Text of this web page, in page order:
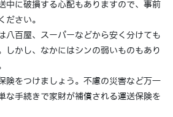
中に破損する心配もありますので、事前
ださい。
八百屋、スーパーなどから安く分けても
しかし、なかにはシンの弱いものもあり
険をつけましょう。不慮の災害など万一
な手続きで家財が補償される運送保険を